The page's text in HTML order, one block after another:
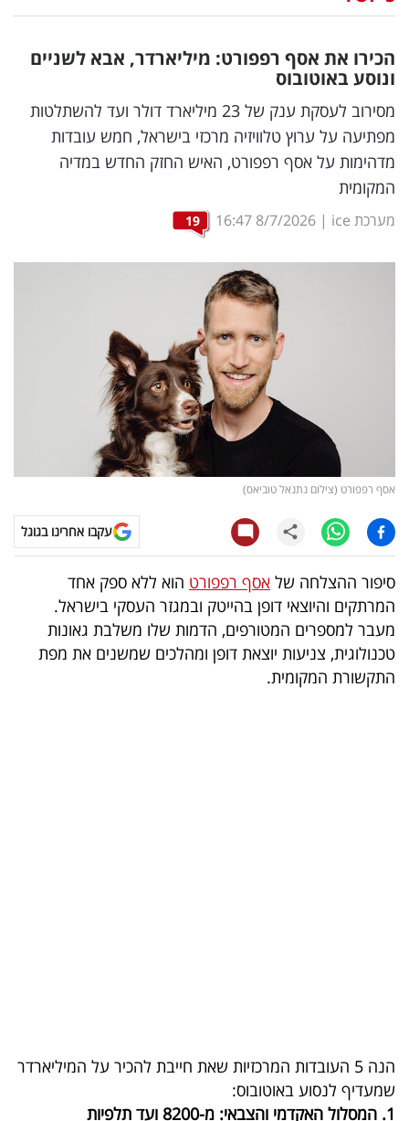
דיגיטל
וטק
שיווק
ופרסום
משפט
מדדים
קריפטו
ויראלי
טלוויזיה
עסקי
ספורט
קריירה
ולימודים
המילון
הכלכלי
הכירו את אסף רפפורט: מיליארדר, אבא לשניים
ונוסע באוטובוס
מסירוב לעסקת ענק של 23 מיליארד דולר ועד להשתלטות
מפתיעה על ערוץ טלוויזיה מרכזי בישראל, חמש עובדות
מדהימות על אסף רפפורט, האיש החזק החדש במדיה
המקומית
מערכת ice |
8/7/2026
16:47
19
אסף רפפורט (צילום נתנאל טוביאס)
עקבו אחרינו בגוגל
סיפור ההצלחה של אסף רפפורט הוא ללא ספק אחד
המרתקים והיוצאי דופן בהייטק ובמגזר העסקי בישראל.
מעבר למספרים המטורפים, הדמות שלו משלבת גאונות
טכנולוגית, צניעות יוצאת דופן ומהלכים שמשנים את מפת
התקשורת המקומית.
הנה 5 העובדות המרכזיות שאת חייבת להכיר על המיליארדר
שמעדיף לנסוע באוטובוס:
1. המסלול האקדמי והצבאי: מ-8200 ועד תלפיות